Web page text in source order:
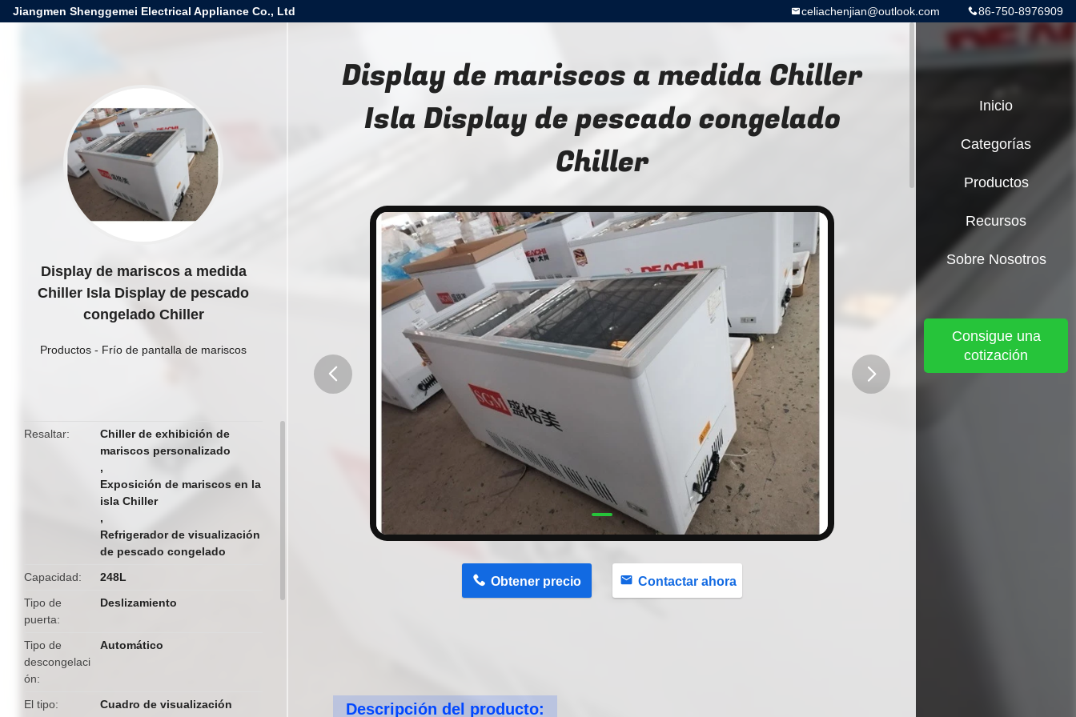
Jiangmen Shenggemei Electrical Appliance Co., Ltd 86-750-8976909
celiachenjian@outlook.com
Display de mariscos a medida
Chiller Isla Display de pescado
congelado Chiller
Productos - Frío de pantalla de mariscos
Resaltar
Chiller de exhibición de
mariscos personalizado
,
Exposición de mariscos en la
isla Chiller
,
Refrigerador de visualización
de pescado congelado
Capacidad
248L
Tipo de
puerta
Deslizamiento
Tipo de
descongelaci
ón
Automático
El tipo
Cuadro de visualización
Display de mariscos a medida Chiller
Isla Display de pescado congelado
Chiller
Obtener precio Contactar ahora
Descripción del producto:
Inicio
Categorías
Productos
Recursos
Sobre Nosotros
Consigue una
cotización